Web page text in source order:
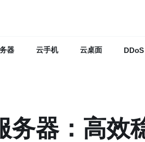
器 云手机 云桌面 DDoS
务器：高效